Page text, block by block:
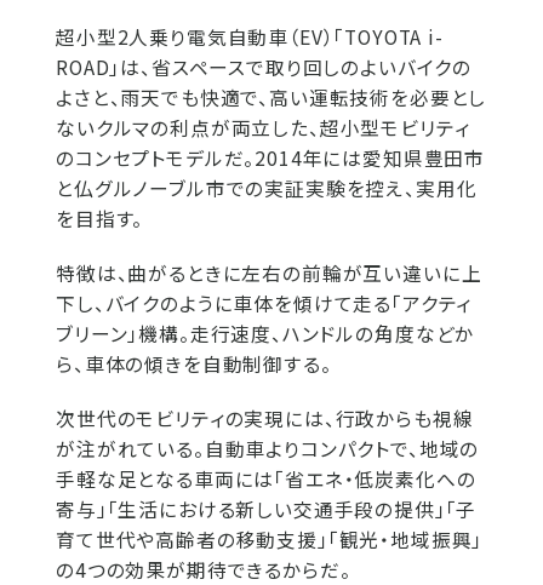
超小型2人乗り電気自動車（EV）「TOYOTA i-
ROAD」は、省スペースで取り回しのよいバイクの
よさと、雨天でも快適で、高い運転技術を必要とし
ないクルマの利点が両立した、超小型モビリティ
のコンセプトモデルだ。2014年には愛知県豊田市
と仏グルノーブル市での実証実験を控え、実用化
を目指す。
特徴は、曲がるときに左右の前輪が互い違いに上
下し、バイクのように車体を傾けて走る「アクティ
ブリーン」機構。走行速度、ハンドルの角度などか
ら、車体の傾きを自動制御する。
次世代のモビリティの実現には、行政からも視線
が注がれている。自動車よりコンパクトで、地域の
手軽な足となる車両には「省エネ・低炭素化への
寄与」「生活における新しい交通手段の提供」「子
育て世代や高齢者の移動支援」「観光・地域振興」
の4つの効果が期待できるからだ。